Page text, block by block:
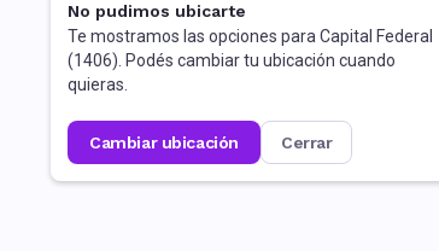
No pudimos ubicarte
Te mostramos las opciones para Capital Federal
(1406). Podés cambiar tu ubicación cuando
quieras.
cambiar ubicación cerrar